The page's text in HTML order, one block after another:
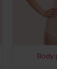
Body